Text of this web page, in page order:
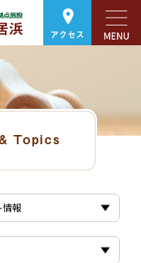
アクセス
Topics